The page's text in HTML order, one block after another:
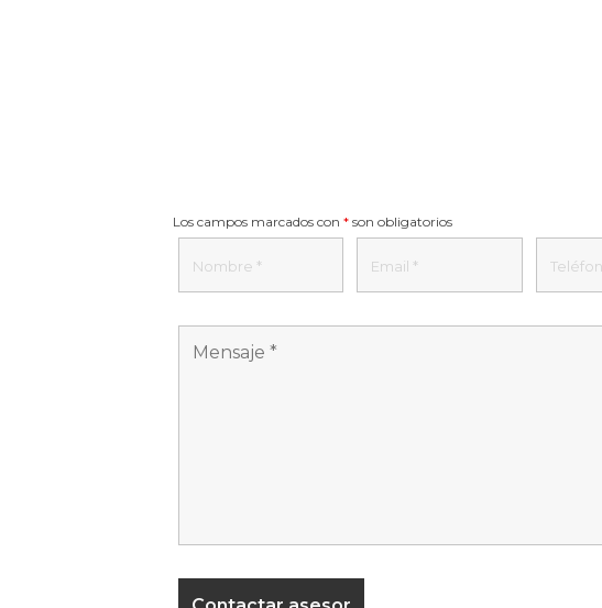
Los campos marcados con * son obligatorios